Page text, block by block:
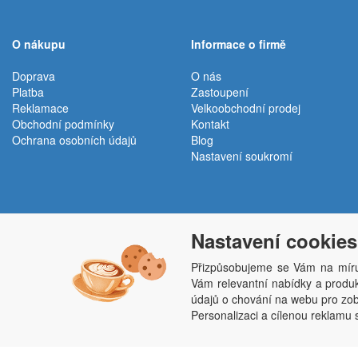
O nákupu
Doprava
Platba
Reklamace
Obchodní podmínky
Ochrana osobních údajů
Informace o firmě
O nás
Zastoupení
Velkoobchodní prodej
Kontakt
Blog
Nastavení soukromí
Penepex s.r.o., Za Špicí 1798, 686 03 Staré
Nastavení cookies
Přizpůsobujeme se Vám na
Vám relevantní nabídky a
údajů o chování na webu pro
Personalizaci a cílenou